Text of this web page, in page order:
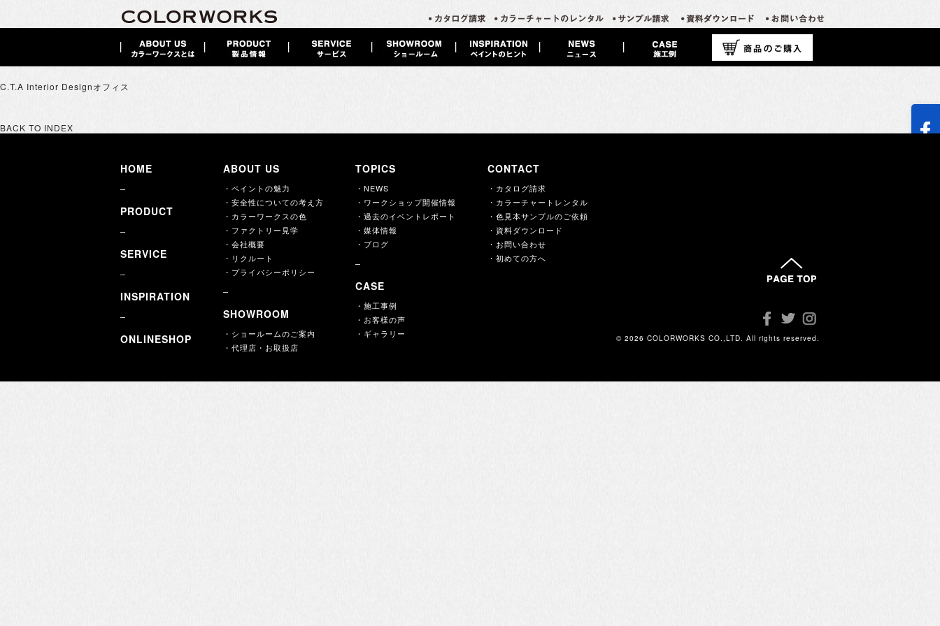
C.T.A Interior Designオフィス
BACK TO INDEX
HOME
PRODUCT
SERVICE
INSPIRATION
ONLINESHOP
ABOUT US
・ペイントの魅力
・安全性についての考え方
・カラーワークスの色
・ファクトリー見学
・会社概要
・リクルート
・プライバシーポリシー
SHOWROOM
・ショールームのご案内
・代理店・お取扱店
TOPICS
・NEWS
・ワークショップ開催情報
・過去のイベントレポート
・媒体情報
・ブログ
CASE
・施工事例
・お客様の声
・ギャラリー
CONTACT
・カタログ請求
・カラーチャートレンタル
・色見本サンプルのご依頼
・資料ダウンロード
・お問い合わせ
・初めての方へ
© 2026 COLORWORKS CO.,LTD. All rights reserved.